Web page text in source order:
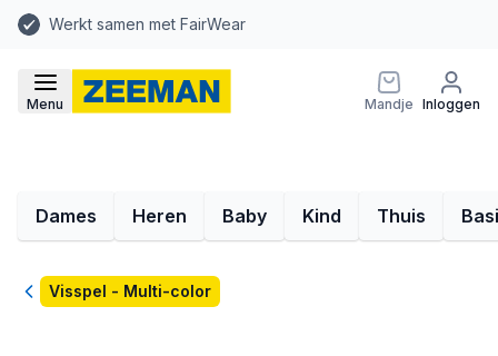
Werkt samen met FairWear
Menu Mandje Inloggen
Dames Heren Baby Kind Thuis
TerugVisspel - Multi-color